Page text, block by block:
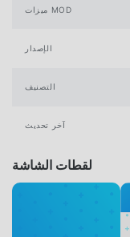
ميزات MOD
الإصدار
التصنيف
آخر تحديث
لقطات الشاشة